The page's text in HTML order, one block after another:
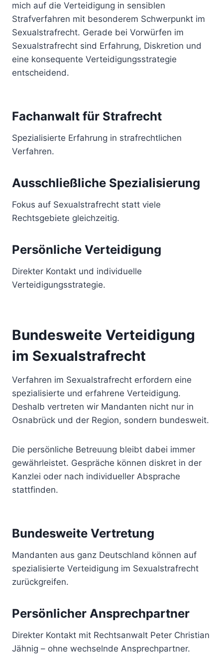
mich auf die Verteidigung in sensiblen
Strafverfahren mit besonderem Schwerpunkt im
Sexualstrafrecht. Gerade bei Vorwürfen im
Sexualstrafrecht sind Erfahrung, Diskretion und
eine konsequente Verteidigungsstrategie
entscheidend.
Fachanwalt für Strafrecht
Spezialisierte Erfahrung in strafrechtlichen
Verfahren.
Ausschließliche Spezialisierung
Fokus auf Sexualstrafrecht statt viele
Rechtsgebiete gleichzeitig.
Persönliche Verteidigung
Direkter Kontakt und individuelle
Verteidigungsstrategie.
Bundesweite Verteidigung
im Sexualstrafrecht
Verfahren im Sexualstrafrecht erfordern eine
spezialisierte und erfahrene Verteidigung.
Deshalb vertreten wir Mandanten nicht nur in
Osnabrück und der Region, sondern bundesweit.
Die persönliche Betreuung bleibt dabei immer
gewährleistet. Gespräche können diskret in der
Kanzlei oder nach individueller Absprache
stattfinden.
Bundesweite Vertretung
Mandanten aus ganz Deutschland können auf
spezialisierte Verteidigung im Sexualstrafrecht
zurückgreifen.
Persönlicher Ansprechpartner
Direkter Kontakt mit Rechtsanwalt Peter Christian
Jähnig – ohne wechselnde Ansprechpartner.